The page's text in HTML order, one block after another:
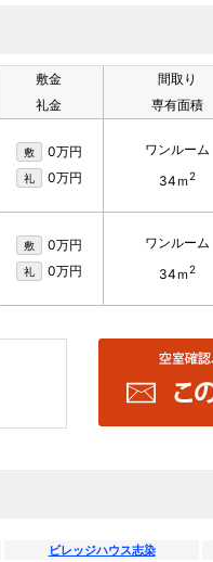
敷金
礼金
間取り
専有面積
敷 0万円
礼 0万円
ワンルーム
34ｍ2
敷 0万円
礼 0万円
ワンルーム
34ｍ2
ビレッジハウス志染